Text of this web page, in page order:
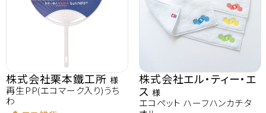
株式会社栗本鐵工所 様
再生PP(エコマーク入り)うち
わ
株式会社エル・ティー・エ
ス 様
エコペット ハーフハンカチタ